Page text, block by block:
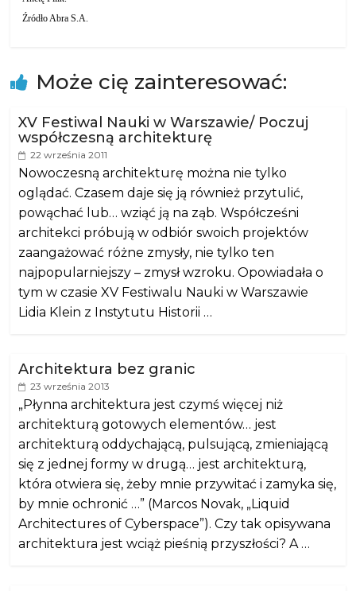
Źródło Abra S.A.
Może cię zainteresować:
XV Festiwal Nauki w Warszawie/ Poczuj
współczesną architekturę
22 września 2011
Nowoczesną architekturę można nie tylko
oglądać. Czasem daje się ją również przytulić,
powąchać lub… wziąć ją na ząb. Współcześni
architekci próbują w odbiór swoich projektów
zaangażować różne zmysły, nie tylko ten
najpopularniejszy – zmysł wzroku. Opowiadała o
tym w czasie XV Festiwalu Nauki w Warszawie
Lidia Klein z Instytutu Historii …
Architektura bez granic
23 września 2013
„Płynna architektura jest czymś więcej niż
architekturą gotowych elementów… jest
architekturą oddychającą, pulsującą, zmieniającą
się z jednej formy w drugą… jest architekturą,
która otwiera się, żeby mnie przywitać i zamyka się,
by mnie ochronić …” (Marcos Novak, „Liquid
Architectures of Cyberspace”). Czy tak opisywana
architektura jest wciąż pieśnią przyszłości? A …